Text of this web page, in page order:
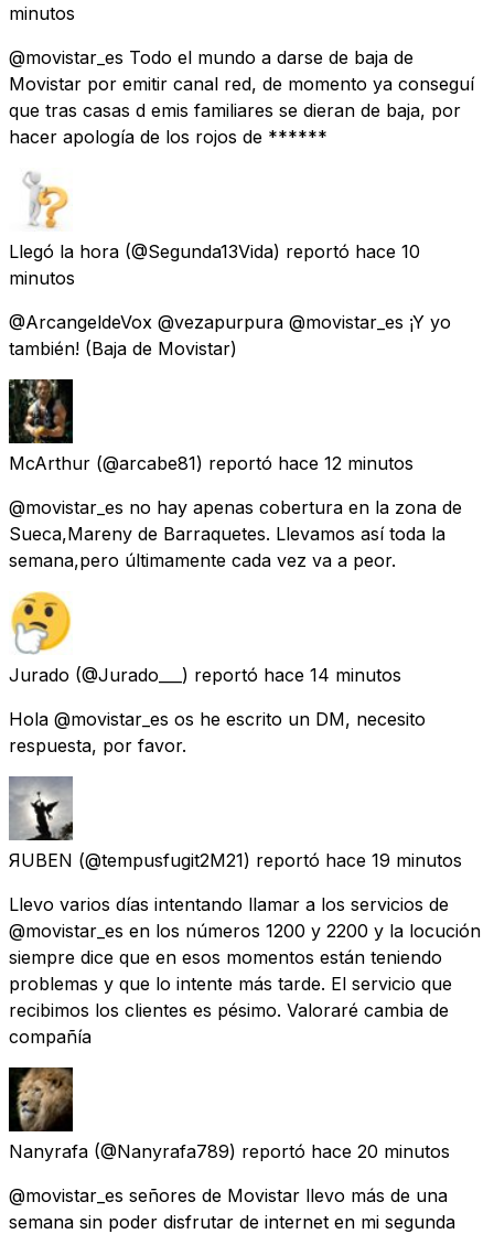
minutos
@movistar_es Todo el mundo a darse de baja de
Movistar por emitir canal red, de momento ya conseguí
que tras casas d emis familiares se dieran de baja, por
hacer apología de los rojos de ******
Llegó la hora (@Segunda13Vida) reportó hace 10
minutos
@ArcangeldeVox @vezapurpura @movistar_es ¡Y yo
también! (Baja de Movistar)
McArthur (@arcabe81) reportó hace 12 minutos
@movistar_es no hay apenas cobertura en la zona de
Sueca,Mareny de Barraquetes. Llevamos así toda la
semana,pero últimamente cada vez va a peor.
Jurado (@Jurado___) reportó hace 14 minutos
Hola @movistar_es os he escrito un DM, necesito
respuesta, por favor.
ЯUBEN (@tempusfugit2M21) reportó hace 19 minutos
Llevo varios días intentando llamar a los servicios de
@movistar_es en los números 1200 y 2200 y la locución
siempre dice que en esos momentos están teniendo
problemas y que lo intente más tarde. El servicio que
recibimos los clientes es pésimo. Valoraré cambia de
compañía
Nanyrafa (@Nanyrafa789) reportó hace 20 minutos
@movistar_es señores de Movistar llevo más de una
semana sin poder disfrutar de internet en mi segunda